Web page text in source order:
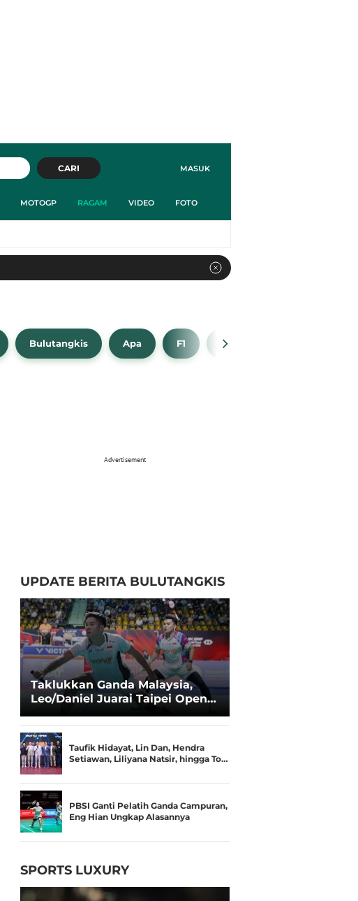
MASUK
CARI
MOTOGP RAGAM VIDEO FOTO
Bulutangkis Apa F1 NBA
Advertisement
UPDATE BERITA BULUTANGKIS
Taklukkan Ganda Malaysia,
Leo/Daniel Juarai Taipei Open
Taufik Hidayat, Lin Dan, Hendra
Setiawan, Liliyana Natsir, hingga To…
PBSI Ganti Pelatih Ganda Campuran,
Eng Hian Ungkap Alasannya
SPORTS LUXURY